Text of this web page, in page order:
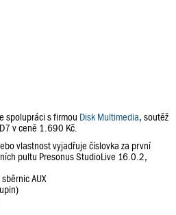
spolupráci s firmou Disk Multimedia, soutěž
v ceně 1.690 Kč.
vlastnost vyjadřuje číslovka za první
pultu Presonus StudioLive 16.0.2,
AUX